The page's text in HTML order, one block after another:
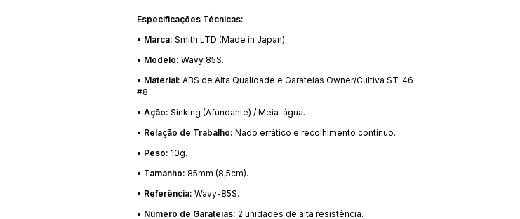
Especificações Técnicas:
• Marca: Smith LTD (Made in Japan).
• Modelo: Wavy 85S.
• Material: ABS de Alta Qualidade e Garateias Owner/Cultiva ST-46
#8.
• Ação: Sinking (Afundante) / Meia-água.
• Relação de Trabalho: Nado errático e recolhimento contínuo.
• Peso: 10g.
• Tamanho: 85mm (8,5cm).
• Referência: Wavy-85S.
• Número de Garateias: 2 unidades de alta resistência.